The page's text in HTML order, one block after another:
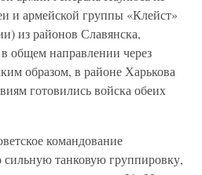
и армейской группы «Клейст»
из районов Славянска,
общем направлении через
образом, в районе Харькова
готовились войска обеих
командование
сильную танковую группировку,